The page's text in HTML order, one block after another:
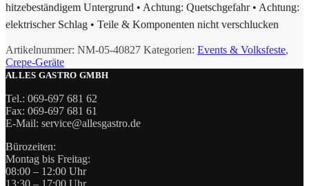
hitzebeständigem Untergrund • Achtung: Quetschgefahr • Achtung:
elektrischer Schlag • Teile & Komponenten nicht verschlucken
Artikelnummer: NM-05-40827 Kategorien: Events & Volksfeste,
Crepe-Geräte
ALLES GASTRO GMBH
Tel.: 069-697 681 62
Fax: 069-697 681 61
E-Mail: service@allesgastro.de
Bürozeiten:
Montag bis Freitag:
08:00 – 12:00 Uhr
13:30 – 17:00 Uhr